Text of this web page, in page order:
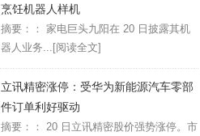
烹饪机器人样机
摘要：： 家电巨头九阳在 20 日披露其机
器人业务... [阅读全文]
立讯精密涨停：受华为新能源汽车零部
件订单利好驱动
摘要：： 20 日立讯精密股价强势涨停。市